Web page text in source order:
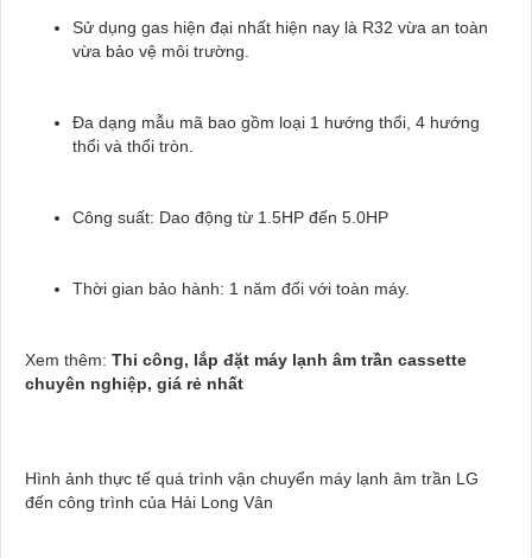
Sử dụng gas hiện đại nhất hiện nay là R32 vừa an toàn
vừa bảo vệ môi trường.
Đa dạng mẫu mã bao gồm loại 1 hướng thổi, 4 hướng
thổi và thổi tròn.
Công suất: Dao động từ 1.5HP đến 5.0HP
Thời gian bảo hành: 1 năm đối với toàn máy.
Xem thêm: Thi công, lắp đặt máy lạnh âm trần cassette
chuyên nghiệp, giá rẻ nhất
Hình ảnh thực tế quá trình vận chuyển máy lạnh âm trần LG
đến công trình của Hải Long Vân